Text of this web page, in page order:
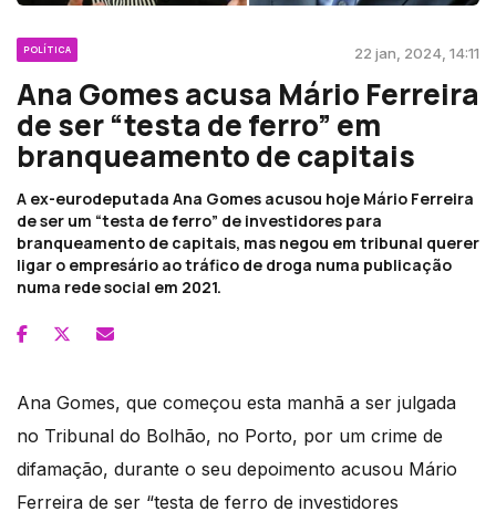
POLÍTICA 22 jan, 2024, 14:11
Ana Gomes acusa Mário Ferreira
de ser “testa de ferro” em
branqueamento de capitais
A ex-eurodeputada Ana Gomes acusou hoje Mário Ferreira
de ser um “testa de ferro” de investidores para
branqueamento de capitais, mas negou em tribunal querer
ligar o empresário ao tráfico de droga numa publicação
numa rede social em 2021.
Ana Gomes, que começou esta manhã a ser julgada
no Tribunal do Bolhão, no Porto, por um crime de
difamação, durante o seu depoimento acusou Mário
Ferreira de ser “testa de ferro de investidores